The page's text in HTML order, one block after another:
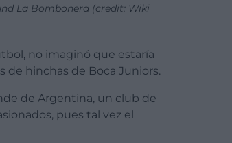
La Bombonera (credit: Wiki
no imaginó que estaría
de hinchas de Boca Juniors.
de Argentina, un club de
pues tal vez el